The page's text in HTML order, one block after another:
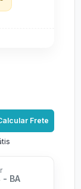
Frete
- BA